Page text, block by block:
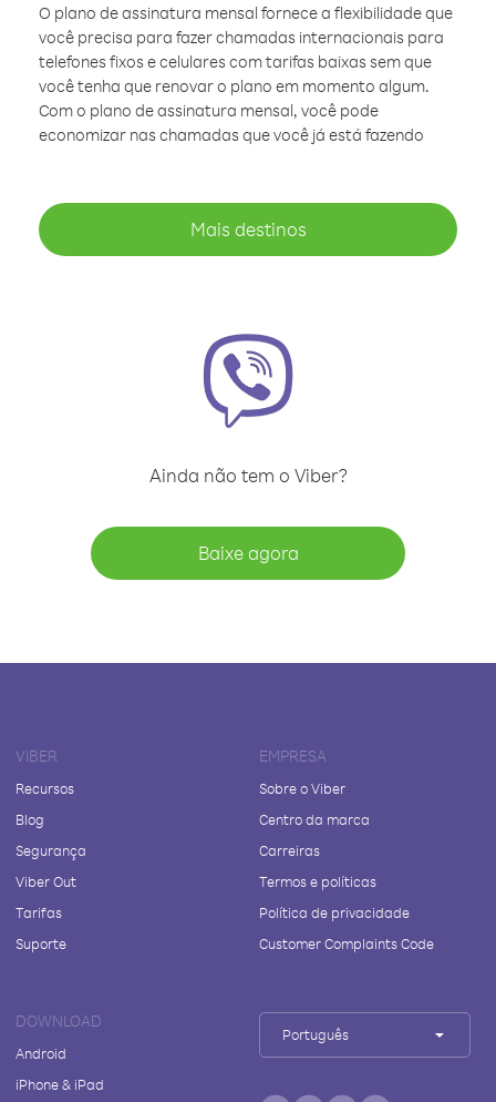
O plano de assinatura mensal fornece a flexibilidade que
você precisa para fazer chamadas internacionais para
telefones fixos e celulares com tarifas baixas sem que
você tenha que renovar o plano em momento algum.
Com o plano de assinatura mensal, você pode
economizar nas chamadas que você já está fazendo
Mais destinos
Ainda não tem o Viber?
Baixe agora
VIBER
Recursos
Blog
Segurança
Viber Out
Tarifas
Suporte
EMPRESA
Sobre o Viber
Centro da marca
Carreiras
Termos e políticas
Política de privacidade
Customer Complaints Code
DOWNLOAD
Android
iPhone & iPad
Português